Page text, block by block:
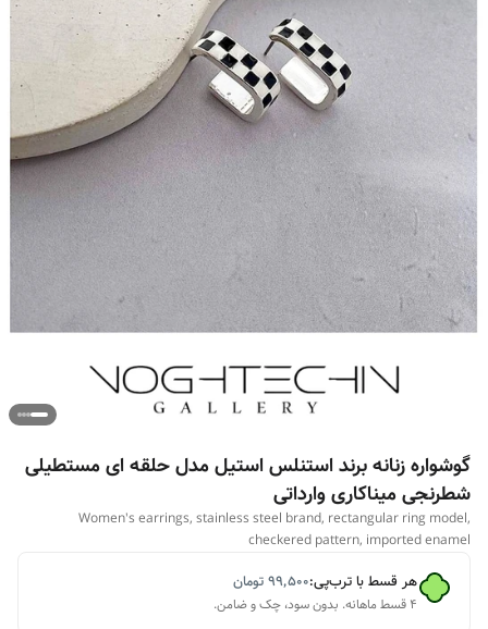
گوشواره زنانه برند استنلس استیل مدل حلقه ای مستطیلی
شطرنجی میناکاری وارداتی
Women's earrings, stainless steel brand, rectangular ring model,
checkered pattern, imported enamel
هر قسط با ترب‌پی:۹۹٬۵۰۰تومان
۴ قسط ماهانه. بدون سود، چک و ضامن.